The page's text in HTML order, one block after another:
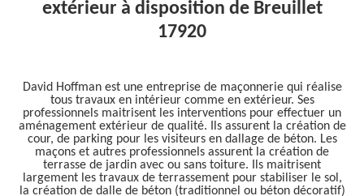
extérieur à disposition de Breuillet
17920
David Hoffman est une entreprise de maçonnerie qui réalise
tous travaux en intérieur comme en extérieur. Ses
professionnels maitrisent les interventions pour effectuer un
aménagement extérieur de qualité. Ils assurent la création de
cour, de parking pour les visiteurs en dallage de béton. Les
maçons et autres professionnels assurent la création de
terrasse de jardin avec ou sans toiture. Ils maitrisent
largement les travaux de terrassement pour stabiliser le sol,
la création de dalle de béton (traditionnel ou béton décoratif)